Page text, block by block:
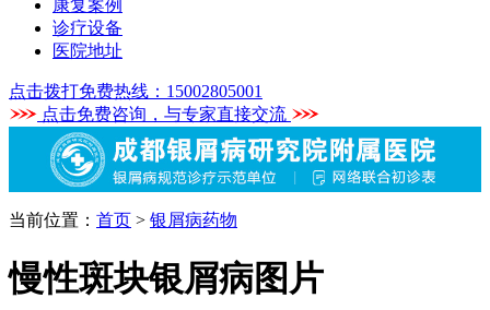
康复案例
诊疗设备
医院地址
点击拨打免费热线：15002805001
点击免费咨询，与专家直接交流
当前位置： 首页 > 银屑病药物
慢性斑块银屑病图片